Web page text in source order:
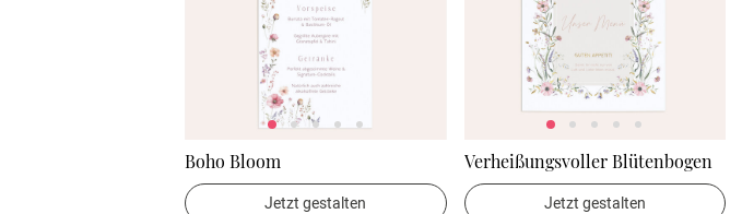
Boho Bloom
Jetzt gestalten
Verheißungsvoller Blütenbogen
Jetzt gestalten